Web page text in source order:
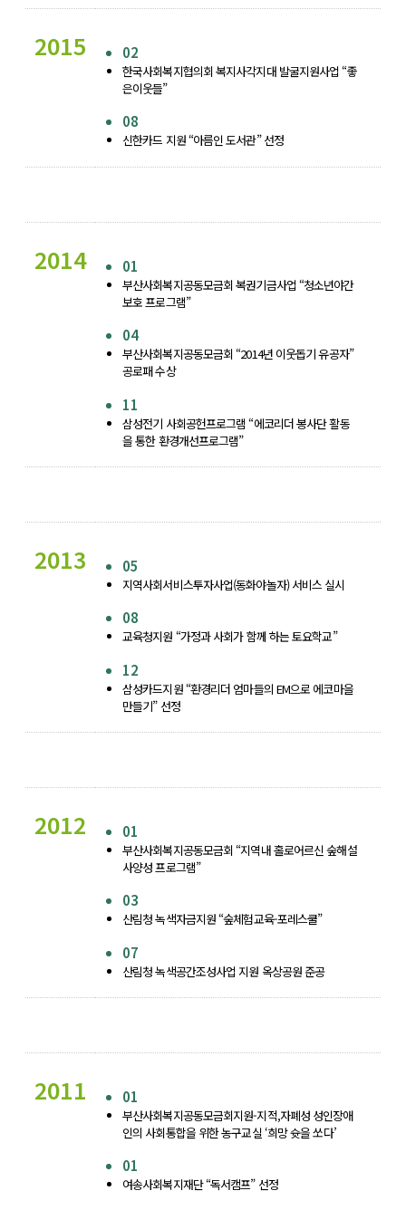
2015 02
한국사회복지협의회 복지사각지대 발굴지원사업 “좋
은이웃들”
08
신한카드 지원 “아름인 도서관” 선정
2014 01
부산사회복지공동모금회 복권기금사업 “청소년야간
보호 프로그램”
04
부산사회복지공동모금회 “2014년 이웃돕기 유공자”
공로패 수상
11
삼성전기 사회공헌프로그램 “에코리더 봉사단 활동
을 통한 환경개선프로그램”
2013 05
지역사회서비스투자사업(동화야놀자) 서비스 실시
08
교육청지원 “가정과 사회가 함께 하는 토요학교”
12
삼성카드지원 “환경리더 엄마들의 EM으로 에코마을
만들기” 선정
2012 01
부산사회복지공동모금회 “지역내 홀로어르신 숲해설
사양성 프로그램”
03
산림청 녹색자금지원 “숲체험교육-포레스쿨”
07
산림청 녹색공간조성사업 지원 옥상공원 준공
2011 01
부산사회복지공동모금회지원-지적,자폐성 성인장애
인의 사회통합을 위한 농구교실 ‘희망 슛을 쏘다’
01
여송사회복지재단 “독서캠프” 선정